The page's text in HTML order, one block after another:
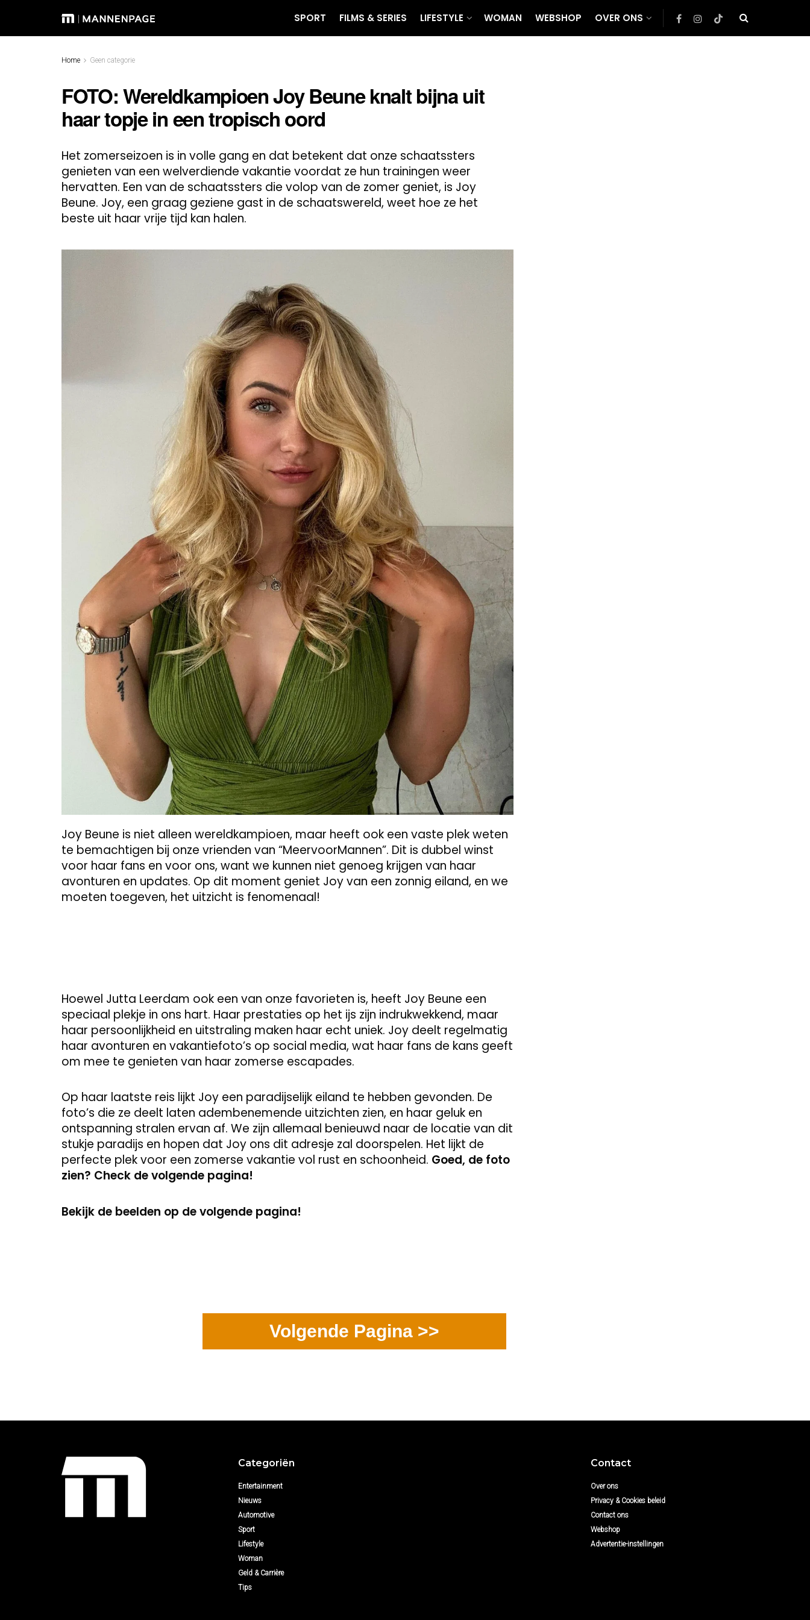
SPORT FILMS & SERIES LIFESTYLE WOMAN WEBSHOP OVER ONS
Home Geen categorie
FOTO: Wereldkampioen Joy Beune knalt bijna uit
haar topje in een tropisch oord
Het zomerseizoen is in volle gang en dat betekent dat onze schaatssters
genieten van een welverdiende vakantie voordat ze hun trainingen weer
hervatten. Een van de schaatssters die volop van de zomer geniet, is Joy
Beune. Joy, een graag geziene gast in de schaatswereld, weet hoe ze het
beste uit haar vrije tijd kan halen.
Joy Beune is niet alleen wereldkampioen, maar heeft ook een vaste plek weten
te bemachtigen bij onze vrienden van “MeervoorMannen”. Dit is dubbel winst
voor haar fans en voor ons, want we kunnen niet genoeg krijgen van haar
avonturen en updates. Op dit moment geniet Joy van een zonnig eiland, en we
moeten toegeven, het uitzicht is fenomenaal!
Hoewel Jutta Leerdam ook een van onze favorieten is, heeft Joy Beune een
speciaal plekje in ons hart. Haar prestaties op het ijs zijn indrukwekkend, maar
haar persoonlijkheid en uitstraling maken haar echt uniek. Joy deelt regelmatig
haar avonturen en vakantiefoto’s op social media, wat haar fans de kans geeft
om mee te genieten van haar zomerse escapades.
Op haar laatste reis lijkt Joy een paradijselijk eiland te hebben gevonden. De
foto’s die ze deelt laten adembenemende uitzichten zien, en haar geluk en
ontspanning stralen ervan af. We zijn allemaal benieuwd naar de locatie van dit
stukje paradijs en hopen dat Joy ons dit adresje zal doorspelen. Het lijkt de
perfecte plek voor een zomerse vakantie vol rust en schoonheid. Goed, de foto
zien? Check de volgende pagina!
Bekijk de beelden op de volgende pagina!
Volgende Pagina >>
Categoriën
Entertainment
Nieuws
Automotive
Sport
Lifestyle
Woman
Geld & Carrière
Tips
Contact
Over ons
Privacy & Cookies beleid
Contact ons
Webshop
Advertentie-instellingen